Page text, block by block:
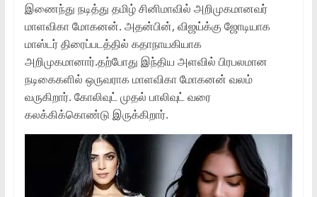
இணைந்து நடித்து தமிழ் சினிமாவில் அறிமுகமானவர்
மாளவிகா மோகனன். அதன்பின், விஜய்க்கு ஜோடியாக
மாஸ்டர் திரைப்படத்தில் கதாநாயகியாக
அறிமுகமானார்.தற்போது இந்திய அளவில் பிரபலமான
நடிகைகளில் ஒருவராக மாளவிகா மோகனன் வலம்
வருகிறார். கோலிவுட் முதல் பாலிவுட் வரை
கலக்கிக்கொண்டு இருக்கிறார்.